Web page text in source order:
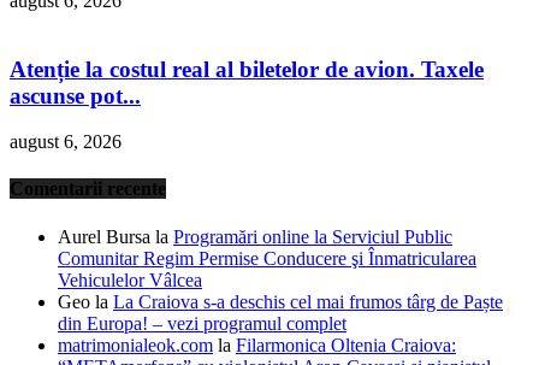
Atenție la costul real al biletelor de avion. Taxele
ascunse pot...
august 6, 2026
Comentarii recente
Aurel Bursa la Programări online la Serviciul Public
Comunitar Regim Permise Conducere şi Înmatricularea
Vehiculelor Vâlcea
Geo la La Craiova s-a deschis cel mai frumos târg de Paște
din Europa! – vezi programul complet
matrimonialeok.com la Filarmonica Oltenia Craiova: